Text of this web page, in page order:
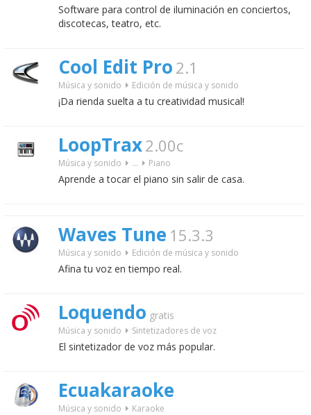
Software para control de iluminación en conciertos,
discotecas, teatro, etc.
Cool Edit Pro 2.1
Música y sonido Edición de música y sonido
¡Da rienda suelta a tu creatividad musical!
LoopTrax2.00c
Música y sonido ... Piano
Aprende a tocar el piano sin salir de casa.
Waves Tune 15.3.3
Música y sonido Edición de música y sonido
Afina tu voz en tiempo real.
Loquendo gratis
Música y sonido Sintetizadores de voz
El sintetizador de voz más popular.
Ecuakaraoke
Música y sonido Karaoke